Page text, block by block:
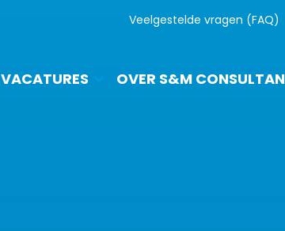
Veelgestelde vragen (FAQ)
VACATURES OVER S&M